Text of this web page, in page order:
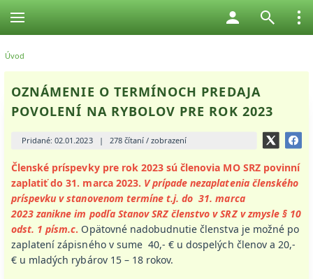
Úvod
OZNÁMENIE O TERMÍNOCH PREDAJA
POVOLENÍ NA RYBOLOV PRE ROK 2023
Pridané: 02.01.2023| 278 čítaní / zobrazení
Členské príspevky pre rok 2023 sú členovia MO SRZ povinní
zaplatiť do 31. marca 2023. V prípade nezaplatenia členského
príspevku v stanovenom termíne t.j. do 31. marca
2023 zanikne im podľa Stanov SRZ členstvo v SRZ v zmysle § 10
odst. 1 písm.c. Opätovné nadobudnutie členstva je možné po
zaplatení zápisného v sume 40,- € u dospelých členov a 20,-
€ u mladých rybárov 15 – 18 rokov.